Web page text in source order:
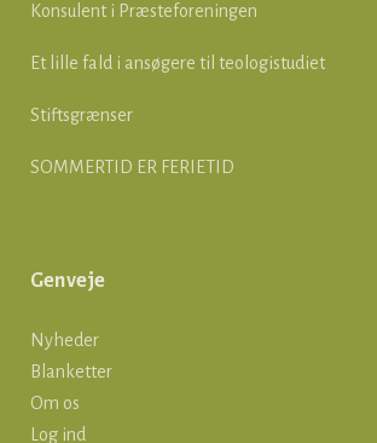
Konsulent i Præsteforeningen
Et lille fald i ansøgere til teologistudiet
Stiftsgrænser
SOMMERTID ER FERIETID
Genveje
Nyheder
Blanketter
Om os
Log ind